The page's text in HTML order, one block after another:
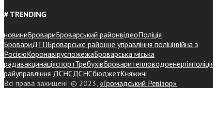
# TRENDING
новиниБровариБроварський районвідеоПоліція
БровариДТПБроварське районне управління поліціївійна з
РосієюКоронавіруспожежаБроварська міська
радавакцинаціяспортТребухівБроваритепловодоенергіяполіція
райуправління ДСНСДСНСбюджетКняжичі
Всі права захищені: © 2023, «Громадський Ревізор»